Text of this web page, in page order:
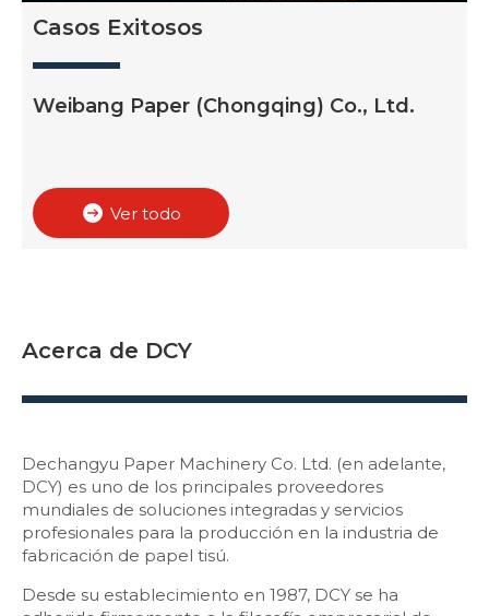
Casos Exitosos
Weibang Paper (Chongqing) Co., Ltd.
Ver todo
Acerca de DCY
Dechangyu Paper Machinery Co. Ltd. (en adelante,
DCY) es uno de los principales proveedores
mundiales de soluciones integradas y servicios
profesionales para la producción en la industria de
fabricación de papel tisú.
Desde su establecimiento en 1987, DCY se ha